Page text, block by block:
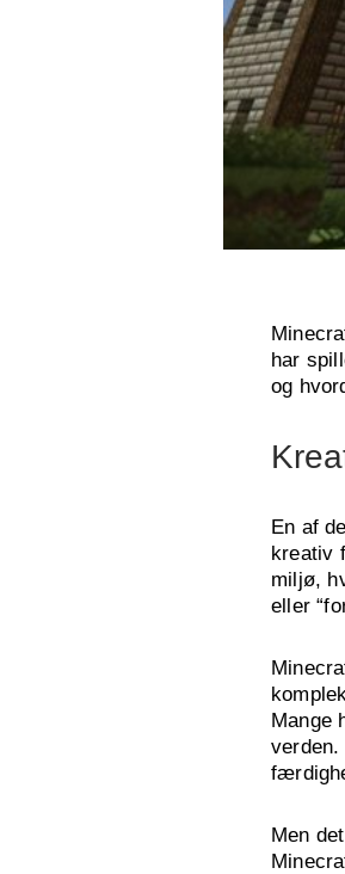
har
og
En af
kreativ
miljø,
eller
Mange
Men